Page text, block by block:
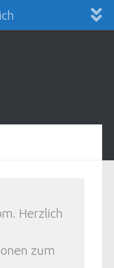
Herzlich
zum